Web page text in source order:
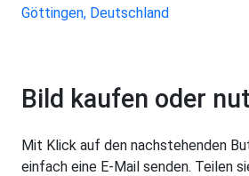
Bild kaufen oder
Mit Klick auf den nachstehenden
einfach eine E-Mail senden. Teilen